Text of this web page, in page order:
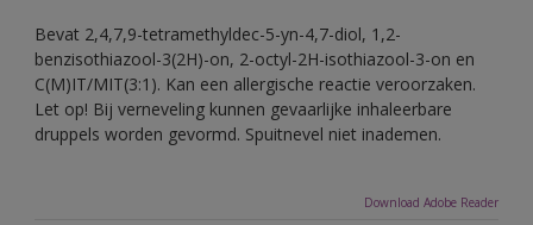
Bevat 2,4,7,9-tetramethyldec-5-yn-4,7-diol, 1,2-
benzisothiazool-3(2H)-on, 2-octyl-2H-isothiazool-3-on en
C(M)IT/MIT(3:1). Kan een allergische reactie veroorzaken.
Let op! Bij verneveling kunnen gevaarlijke inhaleerbare
druppels worden gevormd. Spuitnevel niet inademen.
Download Adobe Reader